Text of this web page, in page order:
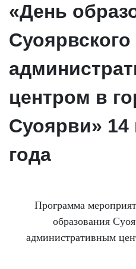
«День
центром в
Суоярви» 14
года
Программа
образования
административным